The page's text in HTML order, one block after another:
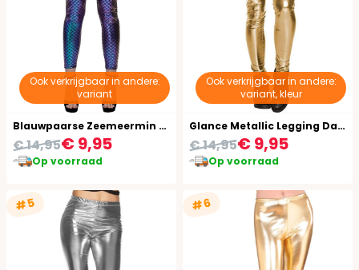
Ook verkrijgbaar in andere:
variant
Blauwpaarse Zeemeermin Legging Dames
€ 9,95
€ 14,95
Op voorraad
Ook verkrijgbaar in andere:
variant, kleur
Glance Metallic Legging Dames Goud
€ 9,95
€ 14,95
Op voorraad
#5 #6